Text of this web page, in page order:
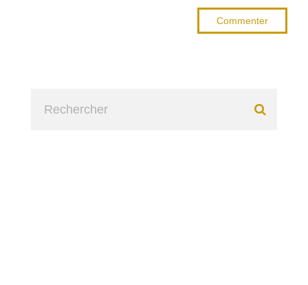
Commenter